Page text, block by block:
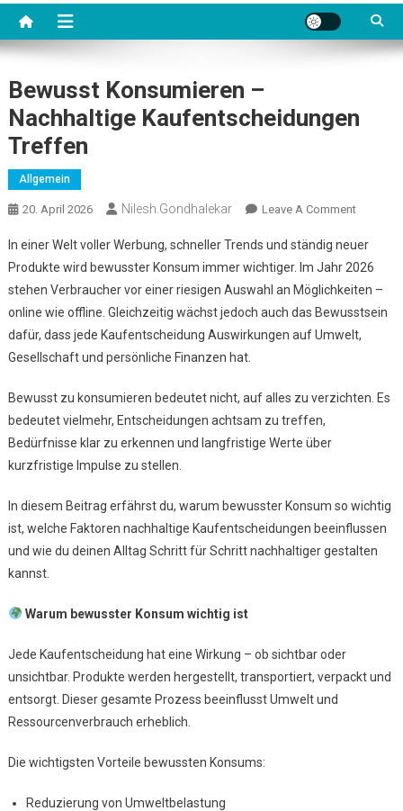
Bewusst Konsumieren –
Nachhaltige Kaufentscheidungen
Treffen
Allgemein
20. April 2026 Nilesh.gondhalekar Leave A CommentOn
–
Treffen
In einer Welt voller Werbung, schneller Trends und ständig neuer
Produkte wird bewusster Konsum immer wichtiger. Im Jahr 2026
stehen Verbraucher vor einer riesigen Auswahl an Möglichkeiten –
online wie offline. Gleichzeitig wächst jedoch auch das Bewusstsein
dafür, dass jede Kaufentscheidung Auswirkungen auf Umwelt,
Gesellschaft und persönliche Finanzen hat.
Bewusst zu konsumieren bedeutet nicht, auf alles zu verzichten. Es
bedeutet vielmehr, Entscheidungen achtsam zu treffen,
Bedürfnisse klar zu erkennen und langfristige Werte über
kurzfristige Impulse zu stellen.
In diesem Beitrag erfährst du, warum bewusster Konsum so wichtig
ist, welche Faktoren nachhaltige Kaufentscheidungen beeinflussen
und wie du deinen Alltag Schritt für Schritt nachhaltiger gestalten
kannst.
Warum bewusster Konsum wichtig ist
Jede Kaufentscheidung hat eine Wirkung – ob sichtbar oder
unsichtbar. Produkte werden hergestellt, transportiert, verpackt und
entsorgt. Dieser gesamte Prozess beeinflusst Umwelt und
Ressourcenverbrauch erheblich.
Die wichtigsten Vorteile bewussten Konsums:
Reduzierung von Umweltbelastung